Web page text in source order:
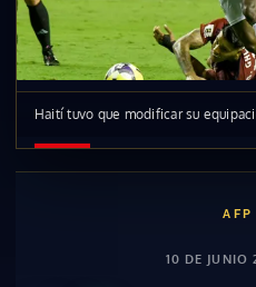
Haití tuvo que modificar su
AFP
10 DE JUNIO